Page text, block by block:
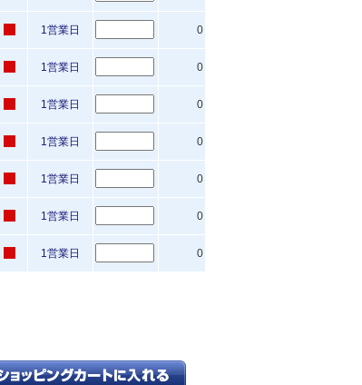
1営業日 0
1営業日 0
1営業日 0
1営業日 0
1営業日 0
1営業日 0
1営業日 0